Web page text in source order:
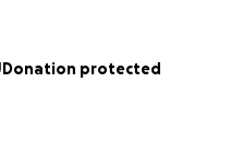
dass unser
Ort der Gemeinschaft,
Donation protected